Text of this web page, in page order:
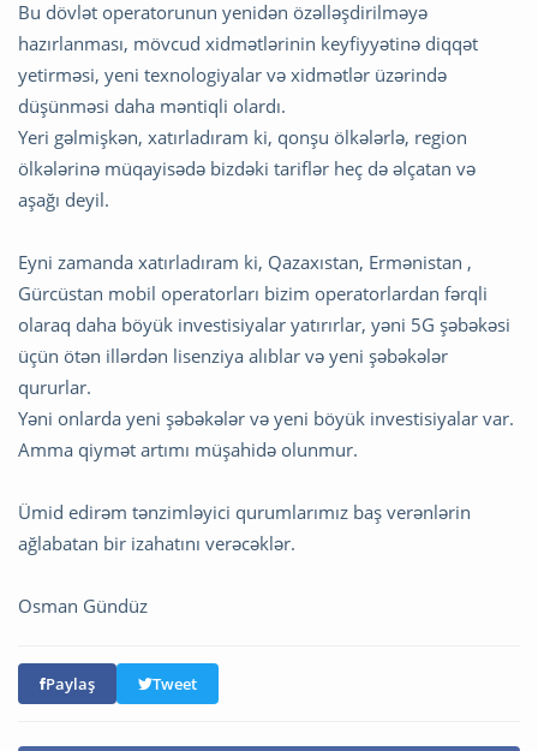
Bu dövlət operatorunun yenidən özəlləşdirilməyə
hazırlanması, mövcud xidmətlərinin keyfiyyətinə diqqət
yetirməsi, yeni texnologiyalar və xidmətlər üzərində
düşünməsi daha məntiqli olardı.
Yeri gəlmişkən, xatırladıram ki, qonşu ölkələrlə, region
ölkələrinə müqayisədə bizdəki tariflər heç də əlçatan və
aşağı deyil.
Eyni zamanda xatırladıram ki, Qazaxıstan, Ermənistan ,
Gürcüstan mobil operatorları bizim operatorlardan fərqli
olaraq daha böyük investisiyalar yatırırlar, yəni 5G şəbəkəsi
üçün ötən illərdən lisenziya alıblar və yeni şəbəkələr
qururlar.
Yəni onlarda yeni şəbəkələr və yeni böyük investisiyalar var.
Amma qiymət artımı müşahidə olunmur.
Ümid edirəm tənzimləyici qurumlarımız baş verənlərin
ağlabatan bir izahatını verəcəklər.
Osman Gündüz
Paylaş Tweet